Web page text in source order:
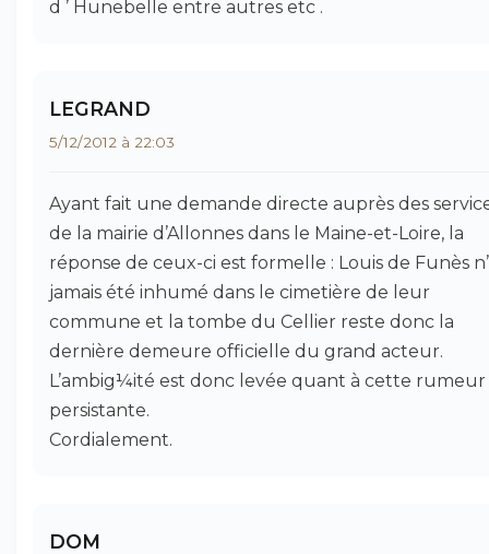
d ’ Hunebelle entre autres etc .
LEGRAND
5/12/2012 à 22:03
Ayant fait une demande directe auprès des
de la mairie d’Allonnes dans le Maine-et-Loire, la
réponse de ceux-ci est formelle : Louis de Funès
jamais été inhumé dans le cimetière de leur
commune et la tombe du Cellier reste donc la
dernière demeure officielle du grand acteur.
L’ambig¼ité est donc levée quant à cette rumeur
persistante.
Cordialement.
DOM